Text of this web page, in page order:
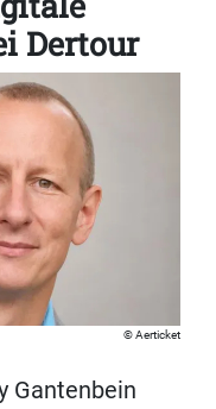
Dertour
Aerticket
Gantenbein